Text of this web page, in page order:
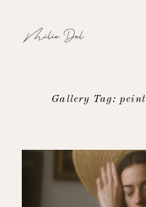
WORK
Gallery Tag: